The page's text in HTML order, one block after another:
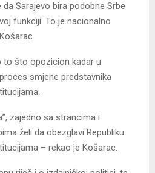
Sarajevo bira podobne Srbe
funkciji. To je nacionalno
to što opozicion kadar u
smjene predstavnika
zajedno sa strancima i
želi da obezglavi Republiku
– rekao je Košarac.